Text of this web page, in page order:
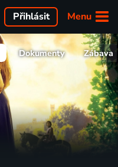
Menu
Přihlásit
Dokumenty Zábava